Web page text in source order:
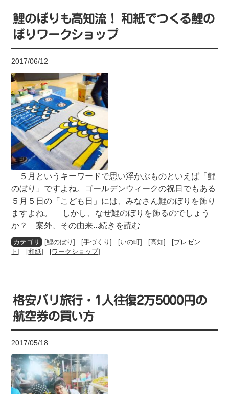
鯉のぼりも高知流！ 和紙でつくる鯉の
ぼりワークショップ
2017/06/12
５月というキーワードで思い浮かぶものといえば「鯉
のぼり」ですよね。ゴールデンウィークの祝日でもある
５月５日の「こども日」には、みなさん鯉のぼりを飾り
ますよね。 しかし、なぜ鯉のぼりを飾るのでしょう
か？ 案外、その由来...続きを読む
[鯉のぼり] [手づくり] [いの町] [高知] [プレゼン
ト] [和紙] [ワークショップ]
格安バリ旅行・1人往復2万5000円の
航空券の買い方
2017/05/18